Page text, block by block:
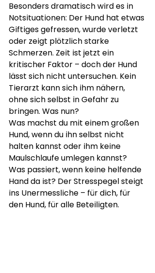
Besonders dramatisch wird es in
Notsituationen: Der Hund hat etwas
Giftiges gefressen, wurde verletzt
oder zeigt plötzlich starke
Schmerzen. Zeit ist jetzt ein
kritischer Faktor – doch der Hund
lässt sich nicht untersuchen. Kein
Tierarzt kann sich ihm nähern,
ohne sich selbst in Gefahr zu
bringen. Was nun?
Was machst du mit einem großen
Hund, wenn du ihn selbst nicht
halten kannst oder ihm keine
Maulschlaufe umlegen kannst?
Was passiert, wenn keine helfende
Hand da ist? Der Stresspegel steigt
ins Unermessliche – für dich, für
den Hund, für alle Beteiligten.